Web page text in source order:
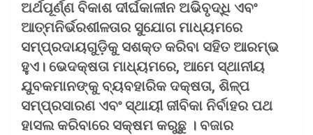
ଅର୍ଥପୂର୍ଣ୍ଣ ବିକାଶ ଦୀର୍ଘକାଳୀନ ଅଭିବୃଦ୍ଧି ଏବଂ
ଆତ୍ମନିର୍ଭରଶୀଳତାର ସୁଯୋଗ ମାଧ୍ୟମରେ
ସମ୍ପ୍ରଦାୟଗୁଡ଼ିକୁ ସଶକ୍ତ କରିବା ସହିତ ଆରମ୍ଭ
ହୁଏ। ଭେଦକ୍ଷତା ମାଧ୍ୟମରେ, ଆମେ ସ୍ଥାନୀୟ
ଯୁବକମାନଙ୍କୁ ବ୍ୟବହାରିକ ଦକ୍ଷତା, ଶିଳ୍ପ
ସମ୍ପ୍ରସାରଣ ଏବଂ ସ୍ଥାୟୀ ଜୀବିକା ନିର୍ବାହର ପଥ
ହାସଲ କରିବାରେ ସକ୍ଷମ କରୁଛୁ । ବଜାର